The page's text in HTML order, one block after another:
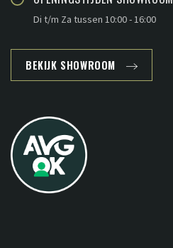
Di t/m Za tussen 10:00 - 16:00
BEKIJK SHOWROOM